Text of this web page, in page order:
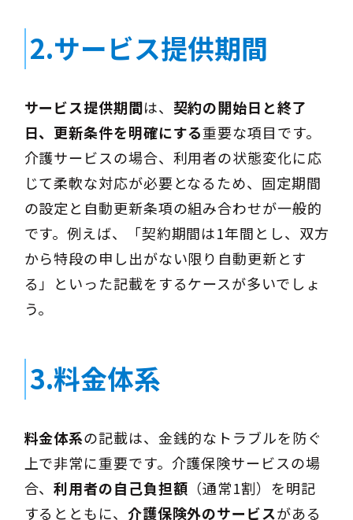
2.サービス提供期間
サービス提供期間は、 契約の開始日と終了
日、更新条件を明確にする重要な項目です。
介護サービスの場合、利用者の状態変化に応
じて柔軟な対応が必要となるため、固定期間
の設定と自動更新条項の組み合わせが一般的
です。例えば、「契約期間は1年間とし、双方
から特段の申し出がない限り自動更新とす
る」といった記載をするケースが多いでしょ
う。
3.料金体系
料金体系の記載は、金銭的なトラブルを防ぐ
上で非常に重要です。介護保険サービスの場
合、利用者の自己負担額 （通常1割）を明記
するとともに、 介護保険外のサービスがある